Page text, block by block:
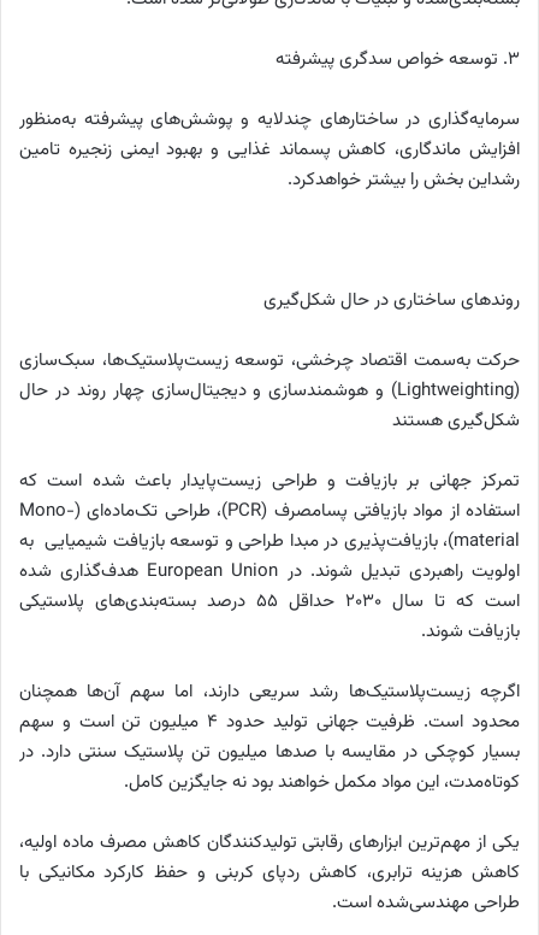
۳. توسعه خواص سدگری پیشرفته
سرمایه‌گذاری در ساختارهای چندلایه و پوشش‌های پیشرفته به‌منظور
افزایش ماندگاری، کاهش پسماند غذایی و بهبود ایمنی زنجیره تامین
رشداین بخش را بیشتر خواهدکرد.
روندهای ساختاری در حال شکل‌گیری
حرکت به‌سمت اقتصاد چرخشی، توسعه زیست‌پلاستیک‌ها، سبک‌سازی
(Lightweighting) و هوشمندسازی و دیجیتال‌سازی چهار روند در حال
شکل‌گیری هستند
تمرکز جهانی بر بازیافت و طراحی زیست‌پایدار باعث شده است که
استفاده از مواد بازیافتی پسامصرف (PCR)، طراحی تک‌ماده‌ای (Mono-
material)، بازیافت‌پذیری در مبدا طراحی و توسعه بازیافت شیمیایی به
اولویت راهبردی تبدیل شوند. در European Union هدف‌گذاری شده
است که تا سال ۲۰۳۰ حداقل ۵۵ درصد بسته‌بندی‌های پلاستیکی
بازیافت شوند.
اگرچه زیست‌پلاستیک‌ها رشد سریعی دارند، اما سهم آن‌ها همچنان
محدود است. ظرفیت جهانی تولید حدود ۴ میلیون تن است و سهم
بسیار کوچکی در مقایسه با صدها میلیون تن پلاستیک سنتی دارد. در
کوتاه‌مدت، این مواد مکمل خواهند بود نه جایگزین کامل.
یکی از مهم‌ترین ابزارهای رقابتی تولیدکنندگان کاهش مصرف ماده اولیه،
کاهش هزینه ترابری، کاهش ردپای کربنی و حفظ کارکرد مکانیکی با
طراحی مهندسی‌شده است.